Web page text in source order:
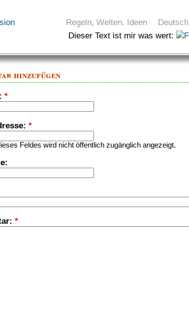
Regeln, Welten, Ideen Deutsch
Dieser Text ist mir was wert:
hinzufügen
*
*
Feldes wird nicht öffentlich zugänglich angezeigt.
*